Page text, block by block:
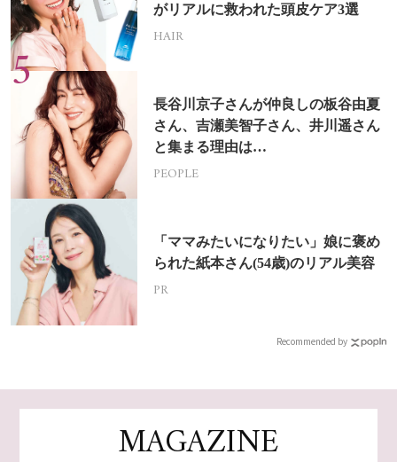
がリアルに救われた頭皮ケア3選
HAIR
長谷川京子さんが仲良しの板谷由夏
さん、吉瀬美智子さん、井川遥さん
と集まる理由は…
PEOPLE
「ママみたいになりたい」娘に褒め
られた紙本さん(54歳)のリアル美容
PR
Recommended by
MAGAZINE